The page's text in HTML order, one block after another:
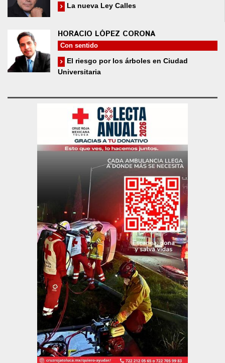
La nueva Ley Calles
HORACIO LÓPEZ CORONA
Con sentido
El riesgo por los árboles en Ciudad
Universitaria